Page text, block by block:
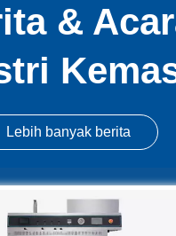
&
Lebih banyak berita